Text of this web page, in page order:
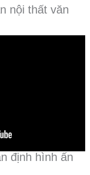
nội thất văn
định hình ấn